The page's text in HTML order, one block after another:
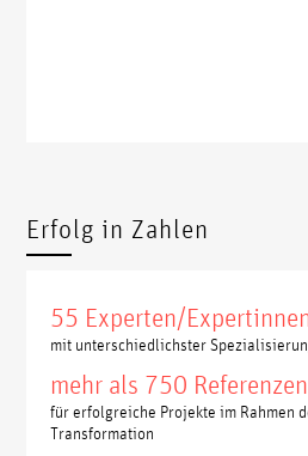
Erfolg in Zahlen
55 Experten/
mit unterschiedlichster
mehr als 750 Referenzen
für erfolgreiche Projekte im Rahmen
Transformation